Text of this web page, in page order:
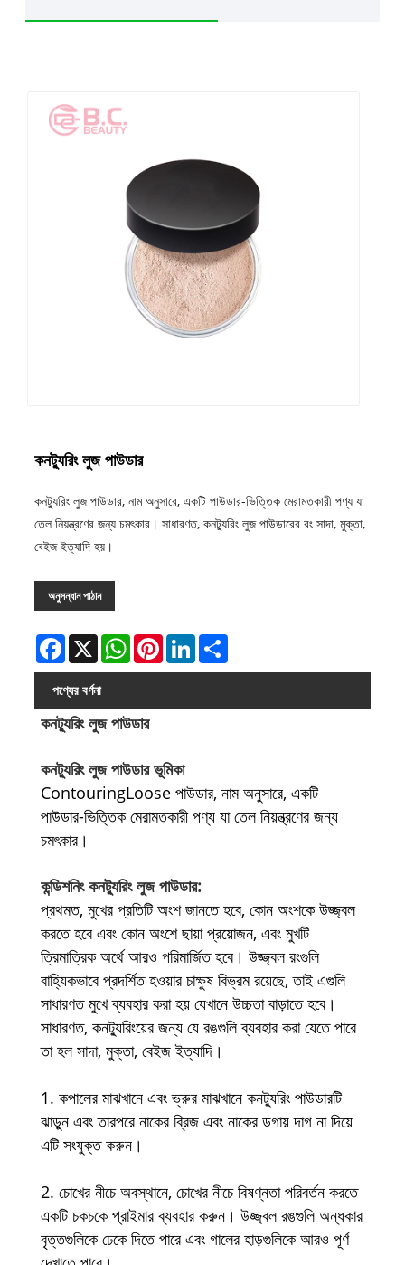
কনট্যুরিং লুজ পাউডার
কনট্যুরিং লুজ পাউডার, নাম অনুসারে, একটি পাউডার-ভিত্তিক মেরামতকারী পণ্য যা
তেল নিয়ন্ত্রণের জন্য চমৎকার। সাধারণত, কনট্যুরিং লুজ পাউডারের রং সাদা, মুক্তা,
বেইজ ইত্যাদি হয়।
অনুসন্ধান পাঠান
Facebook
X WhatsAppPinterestLinkedInShare
পণ্যের বর্ণনা
কনট্যুরিং লুজ পাউডার
কনট্যুরিং লুজ পাউডার ভূমিকা
ContouringLoose পাউডার, নাম অনুসারে, একটি
পাউডার-ভিত্তিক মেরামতকারী পণ্য যা তেল নিয়ন্ত্রণের জন্য
চমৎকার।
কন্ডিশনিং কনট্যুরিং লুজ পাউডার:
প্রথমত, মুখের প্রতিটি অংশ জানতে হবে, কোন অংশকে উজ্জ্বল
করতে হবে এবং কোন অংশে ছায়া প্রয়োজন, এবং মুখটি
ত্রিমাত্রিক অর্থে আরও পরিমার্জিত হবে। উজ্জ্বল রংগুলি
বাহ্যিকভাবে প্রদর্শিত হওয়ার চাক্ষুষ বিভ্রম রয়েছে, তাই এগুলি
সাধারণত মুখে ব্যবহার করা হয় যেখানে উচ্চতা বাড়াতে হবে।
সাধারণত, কনট্যুরিংয়ের জন্য যে রঙগুলি ব্যবহার করা যেতে পারে
তা হল সাদা, মুক্তা, বেইজ ইত্যাদি।
1. কপালের মাঝখানে এবং ভ্রুর মাঝখানে কনট্যুরিং পাউডারটি
ঝাড়ুন এবং তারপরে নাকের ব্রিজ এবং নাকের ডগায় দাগ না দিয়ে
এটি সংযুক্ত করুন।
2. চোখের নীচে অবস্থানে, চোখের নীচে বিষণ্নতা পরিবর্তন করতে
একটি চকচকে প্রাইমার ব্যবহার করুন। উজ্জ্বল রঙগুলি অন্ধকার
বৃত্তগুলিকে ঢেকে দিতে পারে এবং গালের হাড়গুলিকে আরও পূর্ণ